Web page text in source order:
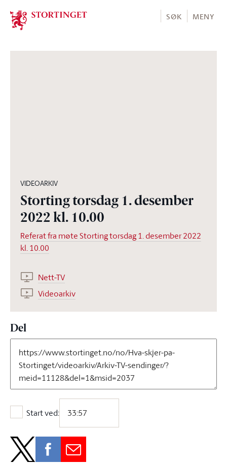
Stortinget.no
SØK MENY
VIDEOARKIV
Storting torsdag 1. desember
2022 kl. 10.00
Referat fra møte Storting torsdag 1. desember 2022
kl. 10.00
Nett-TV
Videoarkiv
Del
Start ved:
Start ved: